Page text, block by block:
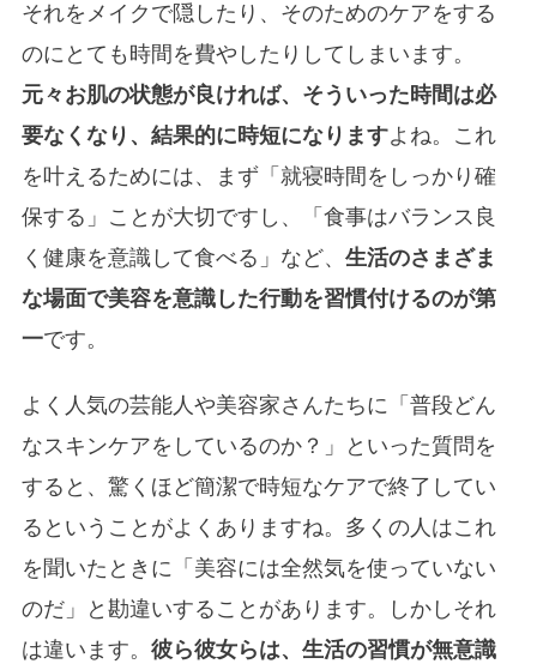
それをメイクで隠したり、そのためのケアをする
のにとても時間を費やしたりしてしまいます。
元々お肌の状態が良ければ、そういった時間は必
要なくなり、結果的に時短になりますよね。これ
を叶えるためには、まず「就寝時間をしっかり確
保する」ことが大切ですし、「食事はバランス良
く健康を意識して食べる」など、 生活のさまざま
な場面で美容を意識した行動を習慣付けるのが第
一です。
よく人気の芸能人や美容家さんたちに「普段どん
なスキンケアをしているのか？」といった質問を
すると、驚くほど簡潔で時短なケアで終了してい
るということがよくありますね。多くの人はこれ
を聞いたときに「美容には全然気を使っていない
のだ」と勘違いすることがあります。しかしそれ
は違います。 彼ら彼女らは、生活の習慣が無意識